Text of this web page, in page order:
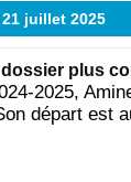
juillet 2025
dossier plus
2025,
départ est